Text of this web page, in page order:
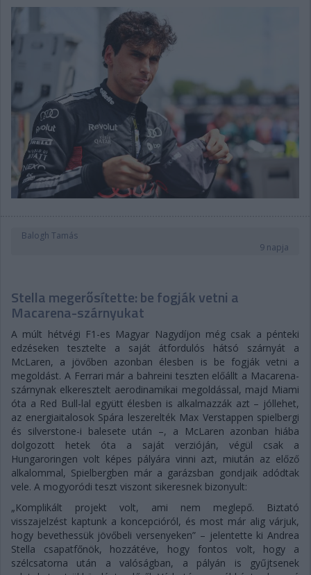
Balogh Tamás
9 napja
Stella megerősítette: be fogják vetni a
Macarena-szárnyukat
A múlt hétvégi F1-es Magyar Nagydíjon még csak a pénteki
edzéseken tesztelte a saját átfordulós hátsó szárnyát a
McLaren, a jövőben azonban élesben is be fogják vetni a
megoldást. A Ferrari már a bahreini teszten előállt a Macarena-
szárnynak elkeresztelt aerodinamikai megoldással, majd Miami
óta a Red Bull-lal együtt élesben is alkalmazzák azt – jóllehet,
az energiaitalosok Spára leszerelték Max Verstappen spielbergi
és silverstone-i balesete után –, a McLaren azonban hiába
dolgozott hetek óta a saját verzióján, végül csak a
Hungaroringen volt képes pályára vinni azt, miután az előző
alkalommal, Spielbergben már a garázsban gondjaik adódtak
vele. A mogyoródi teszt viszont sikeresnek bizonyult:
„Komplikált projekt volt, ami nem meglepő. Biztató
visszajelzést kaptunk a koncepcióról, és most már alig várjuk,
hogy bevethessük jövőbeli versenyeken” – jelentette ki Andrea
Stella csapatfőnök, hozzátéve, hogy fontos volt, hogy a
szélcsatorna után a valóságban, a pályán is gyűjtsenek